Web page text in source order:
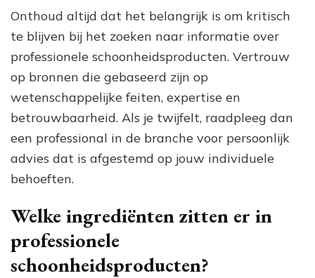
Onthoud altijd dat het belangrijk is om kritisch
te blijven bij het zoeken naar informatie over
professionele schoonheidsproducten. Vertrouw
op bronnen die gebaseerd zijn op
wetenschappelijke feiten, expertise en
betrouwbaarheid. Als je twijfelt, raadpleeg dan
een professional in de branche voor persoonlijk
advies dat is afgestemd op jouw individuele
behoeften.
Welke ingrediënten zitten er in
professionele
schoonheidsproducten?